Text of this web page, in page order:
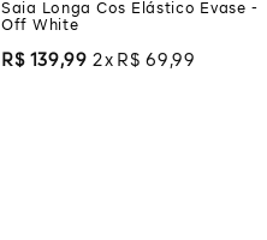
Saia Longa Cos Elástico Evase -
Off White
R$ 139,99 2 R$ 69 ,99